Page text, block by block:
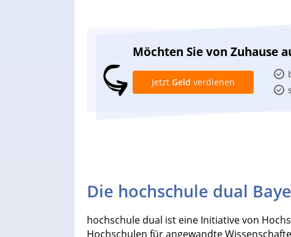
Möchten Sie von Zuhause
Jetzt Geld verdienen
Die hochschule dual
hochschule dual ist eine Initiative von
Hochschulen für angewandte